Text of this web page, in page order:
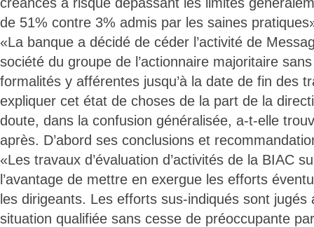
de 51% contre 3% admis par les saines
«La banque a décidé de céder l’activité de
société du groupe de l’actionnaire majoritaire
formalités y afférentes jusqu’à la date de fin des
expliquer cet état de choses de la part de la
doute, dans la confusion généralisée, a-t-elle
après. D’abord ses conclusions et
«Les travaux d’évaluation d’activités de la BIAC
l’avantage de mettre en exergue les efforts
les dirigeants. Les efforts sus-indiqués sont jugés
situation qualifiée sans cesse de préoccupante